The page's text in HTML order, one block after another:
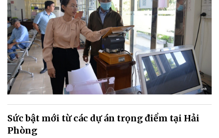
Sức bật mới từ các dự án trọng điểm tại Hải
Phòng